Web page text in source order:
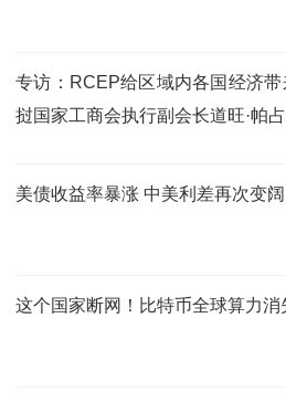
专访：RCEP给区域内各国经济
挝国家工商会执行副会长道旺·帕
美债收益率暴涨 中美利差再次变阔
这个国家断网！比特币全球算力消